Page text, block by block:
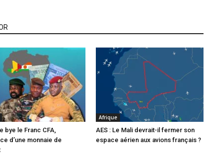
bye le Franc CFA,
d’une monnaie de
Afrique
AES : Le Mali devrait-il fermer son
espace aérien aux avions français ?